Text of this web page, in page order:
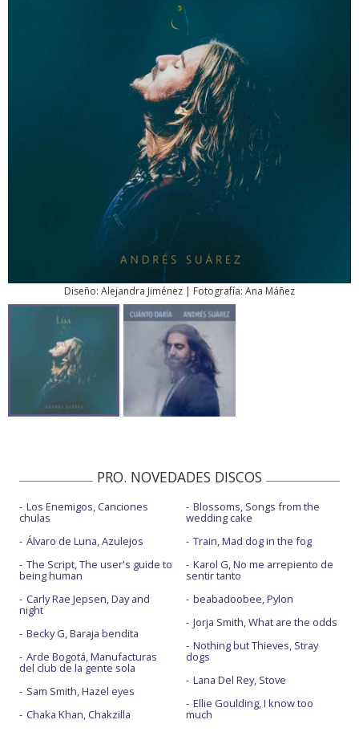
Diseño: Alejandra Jiménez | Fotografía: Ana Máñez
PRO. NOVEDADES DISCOS
Los Enemigos, Canciones
chulas
Álvaro de Luna, Azulejos
The Script, The user's guide to
being human
Carly Rae Jepsen, Day and
night
Becky G, Baraja bendita
Arde Bogotá, Manufacturas
del club de la gente sola
Sam Smith, Hazel eyes
Chaka Khan, Chakzilla
Blossoms, Songs from the
wedding cake
Train, Mad dog in the fog
Karol G, No me arrepiento de
sentir tanto
beabadoobee, Pylon
Jorja Smith, What are the odds
Nothing but Thieves, Stray
dogs
Lana Del Rey, Stove
Ellie Goulding, I know too
much